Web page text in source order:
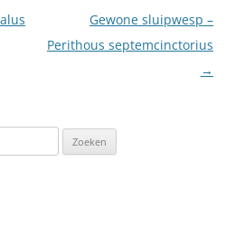
Gewone sluipwesp –
Perithous septemcinctorius
→